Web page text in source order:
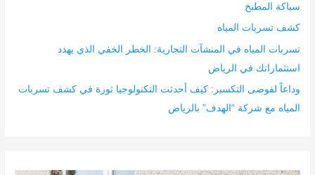
سباكة المطبخ
كشف تسربات المياه
تسربات المياه في المنشآت التجارية: الخطر الخفي الذي يهدد
استثماراتك في الرياض
وداعاً لفوضى التكسير: كيف أحدثت التكنولوجيا ثورة في كشف تسربات
المياه مع شركة “الهدف” بالرياض